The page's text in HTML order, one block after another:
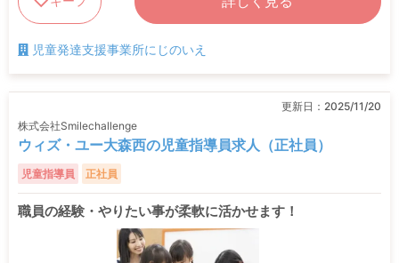
児童発達支援事業所にじのいえ
更新日： 2025/11/20
株式会社Smilechallenge
ウィズ・ユー大森西の児童指導員求人（正社員）
児童指導員 正社員
職員の経験・やりたい事が柔軟に活かせます！